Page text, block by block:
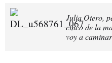
Julia Otero,
cinco de la
voy a